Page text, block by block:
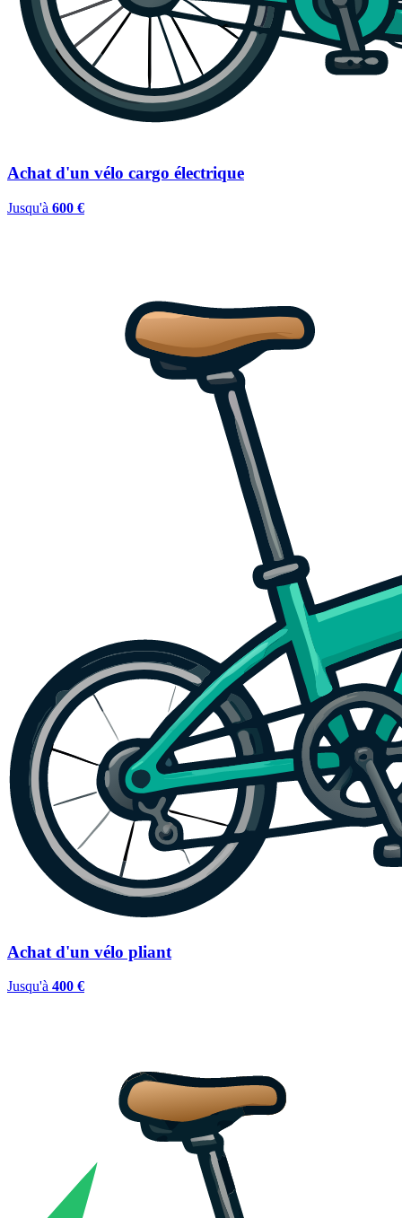
Achat d'un vélo cargo électrique
Jusqu'à 600 €
Achat d'un vélo pliant
Jusqu'à 400 €